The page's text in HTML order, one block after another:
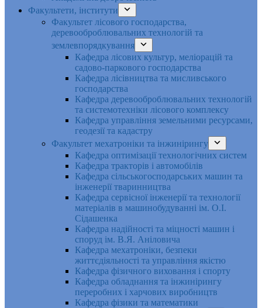
Факультети, інститути
Факультет лісового господарства,
деревооброблювальних технологій та
землевпорядкування
Кафедра лісових культур, меліорацій та
садово-паркового господарства
Кафедра лісівництва та мисливського
господарства
Кафедра деревооброблювальних технологій
та системотехніки лісового комплексу
Кафедра управління земельними ресурсами,
геодезії та кадастру
Факультет мехатроніки та інжинірингу
Кафедра оптимізації технологічних систем
Кафедра тракторів і автомобілів
Кафедра сільськогосподарських машин та
інженерії тваринництва
Кафедра cервісної інженерії та технології
матеріалів в машинобудуванні ім. О.І.
Сідашенка
Кафедра надійності та міцності машин і
споруд ім. В.Я. Аніловича
Кафедра мехатроніки, безпеки
життєдіяльності та управління якістю
Кафедра фізичного виховання і спорту
Кафедра обладнання та інжинірингу
переробних і харчових виробництв
Кафедра фізики та математики